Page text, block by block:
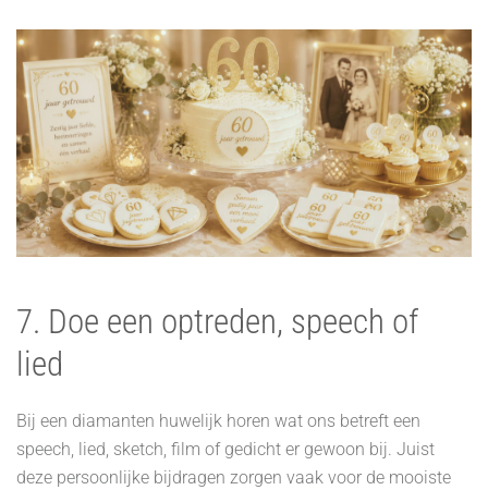
7. Doe een optreden, speech of
lied
Bij een diamanten huwelijk horen wat ons betreft een
speech, lied, sketch, film of gedicht er gewoon bij. Juist
deze persoonlijke bijdragen zorgen vaak voor de mooiste